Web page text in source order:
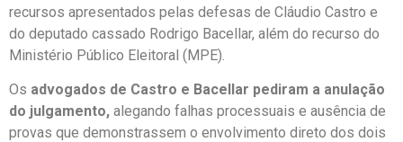
recursos apresentados pelas defesas de Cláudio Castro e
do deputado cassado Rodrigo Bacellar, além do recurso do
Ministério Público Eleitoral (MPE).
Os advogados de Castro e Bacellar pediram a anulação
do julgamento, alegando falhas processuais e ausência de
provas que demonstrassem o envolvimento direto dos dois